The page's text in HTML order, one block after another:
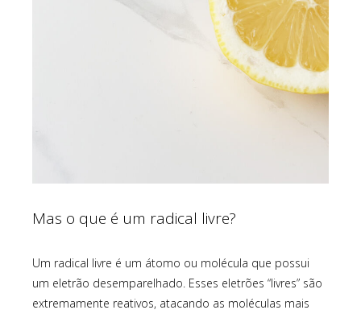
Mas o que é um radical livre?
Um radical livre é um átomo ou molécula que possui
um eletrão desemparelhado. Esses eletrões “livres” são
extremamente reativos, atacando as moléculas mais